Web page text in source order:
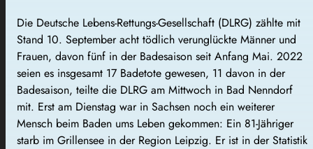
Die Deutsche Lebens-Rettungs-Gesellschaft (DLRG) zählte mit
Stand 10. September acht tödlich verunglückte Männer und
Frauen, davon fünf in der Badesaison seit Anfang Mai. 2022
seien es insgesamt 17 Badetote gewesen, 11 davon in der
Badesaison, teilte die DLRG am Mittwoch in Bad Nenndorf
mit. Erst am Dienstag war in Sachsen noch ein weiterer
Mensch beim Baden ums Leben gekommen: Ein 81-Jähriger
starb im Grillensee in der Region Leipzig. Er ist in der Statistik